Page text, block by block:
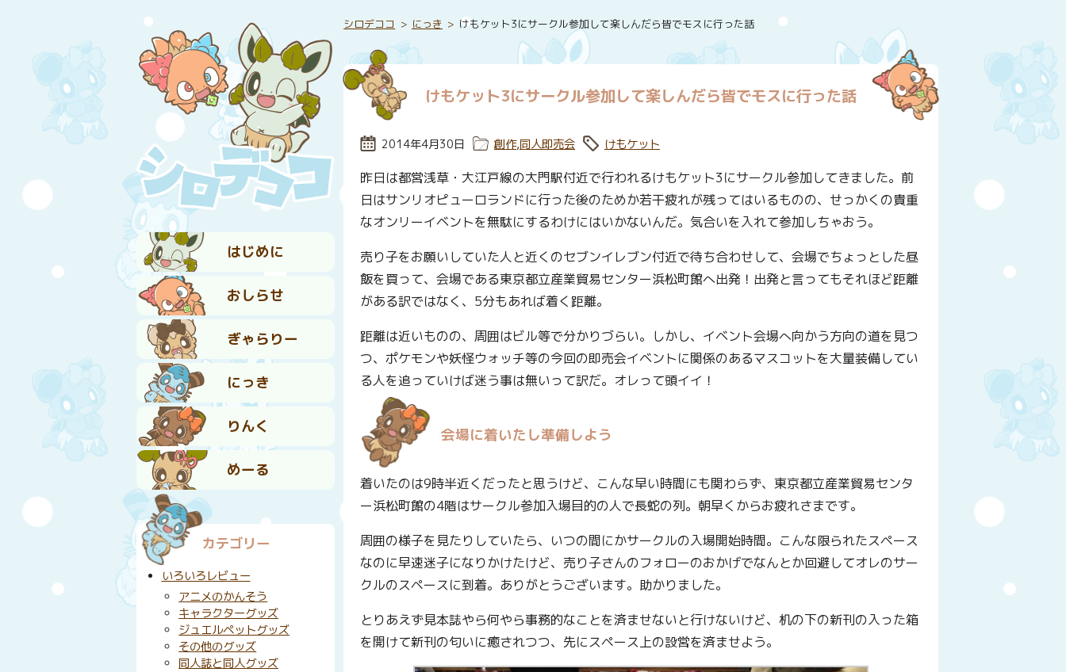
はじめに
おしらせ
ぎゃらりー
にっき
りんく
めーる
シロデココ にっき けもケット3にサークル参加して楽しんだら皆でモスに行った話
けもケット3にサークル参加して楽しんだら皆でモスに行った話
投稿日:
2014年4月30日 カテゴリー:
創作,同人即売会 タグ:
けもケット
昨日は都営浅草・大江戸線の大門駅付近で行われるけもケット3にサークル参加してきました。前
日はサンリオピューロランドに行った後のためか若干疲れが残ってはいるものの、せっかくの貴重
なオンリーイベントを無駄にするわけにはいかないんだ。気合いを入れて参加しちゃおう。
売り子をお願いしていた人と近くのセブンイレブン付近で待ち合わせして、会場でちょっとした昼
飯を買って、会場である東京都立産業貿易センター浜松町館へ出発！出発と言ってもそれほど距離
がある訳ではなく、5分もあれば着く距離。
距離は近いものの、周囲はビル等で分かりづらい。しかし、イベント会場へ向かう方向の道を見つ
つ、ポケモンや妖怪ウォッチ等の今回の即売会イベントに関係のあるマスコットを大量装備してい
る人を追っていけば迷う事は無いって訳だ。オレって頭イイ！
会場に着いたし準備しよう
着いたのは9時半近くだったと思うけど、こんな早い時間にも関わらず、東京都立産業貿易センタ
ー浜松町館の4階はサークル参加入場目的の人で長蛇の列。朝早くからお疲れさまです。
周囲の様子を見たりしていたら、いつの間にかサークルの入場開始時間。こんな限られたスペース
なのに早速迷子になりかけたけど、売り子さんのフォローのおかげでなんとか回避してオレのサー
クルのスペースに到着。ありがとうございます。助かりました。
とりあえず見本誌やら何やら事務的なことを済ませないと行けないけど、机の下の新刊の入った箱
を開けて新刊の匂いに癒されつつ、先にスペース上の設営を済ませよう。
カテゴリー
いろいろレビュー
アニメのかんそう
キャラクターグッズ
ジュエルペットグッズ
その他のグッズ
同人誌と同人グッズ